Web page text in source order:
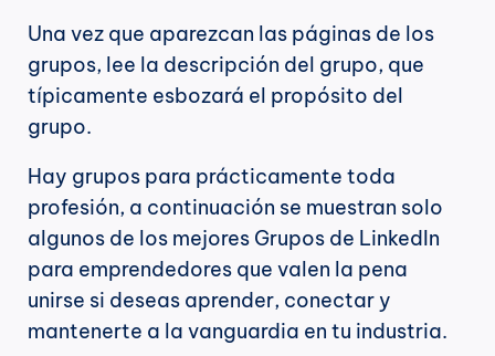
Una vez que aparezcan las páginas de los
grupos, lee la descripción del grupo, que
típicamente esbozará el propósito del
grupo.
Hay grupos para prácticamente toda
profesión, a continuación se muestran solo
algunos de los mejores Grupos de LinkedIn
para emprendedores que valen la pena
unirse si deseas aprender, conectar y
mantenerte a la vanguardia en tu industria.